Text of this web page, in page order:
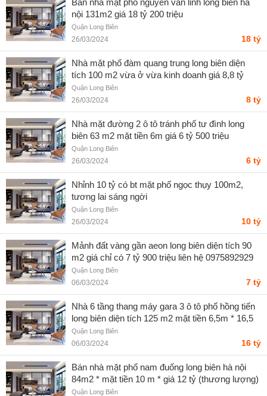
Bán nhà mặt phố nguyễn văn linh long biên hà
nội 131m2 giá 18 tỷ 200 triệu
Quận Long Biên
26/03/2024 18 tỷ
Nhà mặt phố đàm quang trung long biên diện
tích 100 m2 vừa ở vừa kinh doanh giá 8,8 tỷ
Quận Long Biên
26/03/2024 8 tỷ
Nhà mặt đường 2 ô tô tránh phố tư đình long
biên 63 m2 mặt tiền 6m giá 6 tỷ 500 triệu
Quận Long Biên
26/03/2024 6 tỷ
Nhỉnh 10 tỷ có bt mặt phố ngọc thụy 100m2,
tương lai sáng ngời
Quận Long Biên
26/03/2024 10 tỷ
Mảnh đất vàng gần aeon long biên diện tích 90
m2 giá chỉ có 7 tỷ 900 triệu liên hệ 0975892929
Quận Long Biên
06/03/2024 7 tỷ
Nhà 6 tầng thang máy gara 3 ô tô phố hồng tiến
long biên diện tích 125 m2 mặt tiền 6,5m * 16,5
tỷ
Quận Long Biên
06/03/2024 16 tỷ
Bán nhà mặt phố nam đuống long biên hà nội
84m2 * mặt tiền 10 m * giá 12 tỷ (thương lượng)
Quận Long Biên